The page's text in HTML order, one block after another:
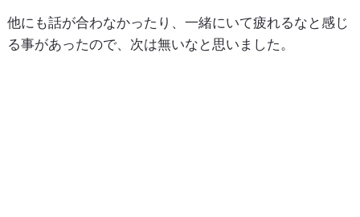
他にも話が合わなかったり、一緒にいて疲れるなと感じ
る事があったので、次は無いなと思いました。